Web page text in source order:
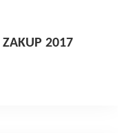
ZAKUP 2017